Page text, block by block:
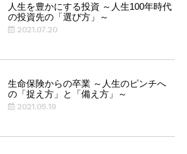
人生を豊かにする投資 ～人生100年時代
の投資先の「選び方」～
2021.07.20
生命保険からの卒業 ～人生のピンチへ
の「捉え方」と「備え方」～
2021.05.19